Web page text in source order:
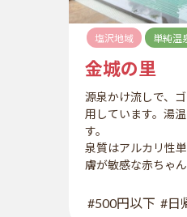
塩沢地域 単純温
金城の里
源泉かけ流しで、
用しています。湯
す。
泉質はアルカリ性
膚が敏感な赤ちゃ
#500円以下 #日